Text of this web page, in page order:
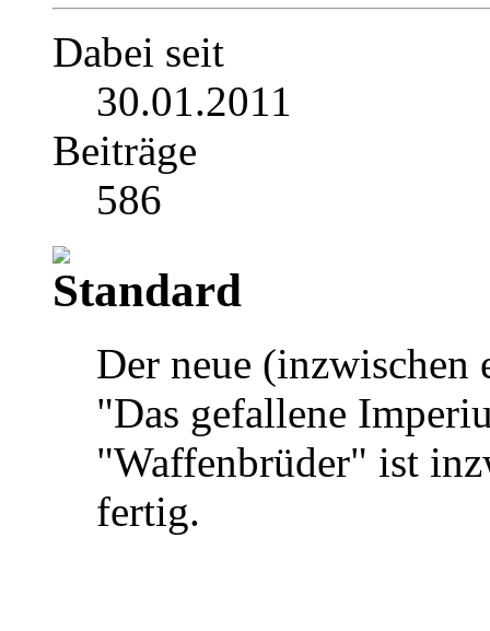
Dabei seit
30.01.2011
Beiträge
586
Der neue (inzwischen
"Das gefallene
"Waffenbrüder" ist
fertig.